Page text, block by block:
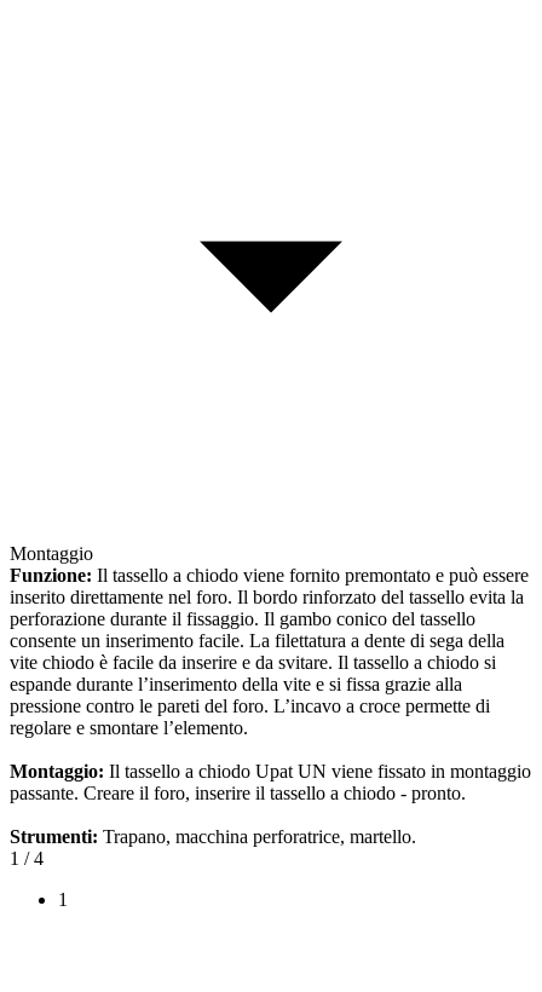
Montaggio
Funzione: Il tassello a chiodo viene fornito premontato e può essere
inserito direttamente nel foro. Il bordo rinforzato del tassello evita la
perforazione durante il fissaggio. Il gambo conico del tassello
consente un inserimento facile. La filettatura a dente di sega della
vite chiodo è facile da inserire e da svitare. Il tassello a chiodo si
espande durante l’inserimento della vite e si fissa grazie alla
pressione contro le pareti del foro. L’incavo a croce permette di
regolare e smontare l’elemento.
Montaggio: Il tassello a chiodo Upat UN viene fissato in montaggio
passante. Creare il foro, inserire il tassello a chiodo - pronto.
Strumenti: Trapano, macchina perforatrice, martello.
1 / 4
1